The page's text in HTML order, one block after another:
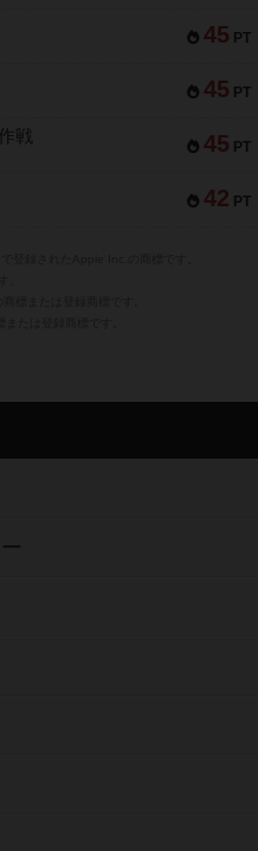
45 PT
45 PT
45 PT
戦
42 PT